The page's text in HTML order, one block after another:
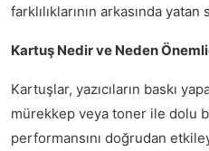
farklılıklarının arkasında
Kartuş Nedir ve Neden
Kartuşlar, yazıcıların baskı
mürekkep veya toner ile dolu
performansını doğrudan